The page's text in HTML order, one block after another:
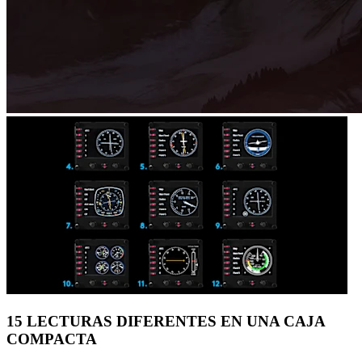
15 LECTURAS DIFERENTES EN UNA CAJA
COMPACTA